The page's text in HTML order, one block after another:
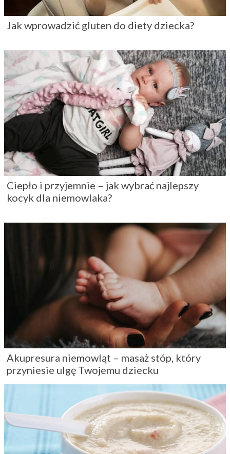
Jak wprowadzić gluten do diety dziecka?
Ciepło i przyjemnie – jak wybrać najlepszy
kocyk dla niemowlaka?
Akupresura niemowląt – masaż stóp, który
przyniesie ulgę Twojemu dziecku